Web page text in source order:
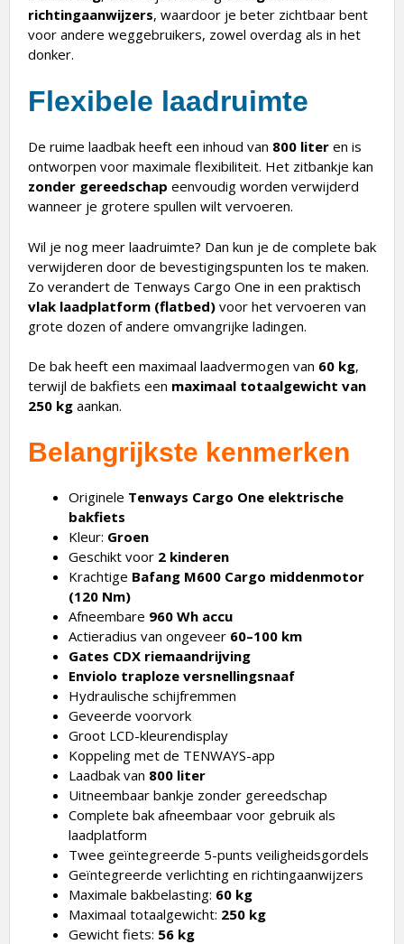
richtingaanwijzers, waardoor je beter zichtbaar bent
voor andere weggebruikers, zowel overdag als in het
donker.
Flexibele laadruimte
De ruime laadbak heeft een inhoud van 800 liter en is
ontworpen voor maximale flexibiliteit. Het zitbankje kan
zonder gereedschap eenvoudig worden verwijderd
wanneer je grotere spullen wilt vervoeren.
Wil je nog meer laadruimte? Dan kun je de complete bak
verwijderen door de bevestigingspunten los te maken.
Zo verandert de Tenways Cargo One in een praktisch
vlak laadplatform (flatbed) voor het vervoeren van
grote dozen of andere omvangrijke ladingen.
De bak heeft een maximaal laadvermogen van 60 kg,
terwijl de bakfiets een maximaal totaalgewicht van
250 kg aankan.
Belangrijkste kenmerken
Originele Tenways Cargo One elektrische
bakfiets
Kleur: Groen
Geschikt voor 2 kinderen
Krachtige Bafang M600 Cargo middenmotor
(120 Nm)
Afneembare 960 Wh accu
Actieradius van ongeveer 60–100 km
Gates CDX riemaandrijving
Enviolo traploze versnellingsnaaf
Hydraulische schijfremmen
Geveerde voorvork
Groot LCD-kleurendisplay
Koppeling met de TENWAYS-app
Laadbak van 800 liter
Uitneembaar bankje zonder gereedschap
Complete bak afneembaar voor gebruik als
laadplatform
Twee geïntegreerde 5-punts veiligheidsgordels
Geïntegreerde verlichting en richtingaanwijzers
Maximale bakbelasting: 60 kg
Maximaal totaalgewicht: 250 kg
Gewicht fiets: 56 kg